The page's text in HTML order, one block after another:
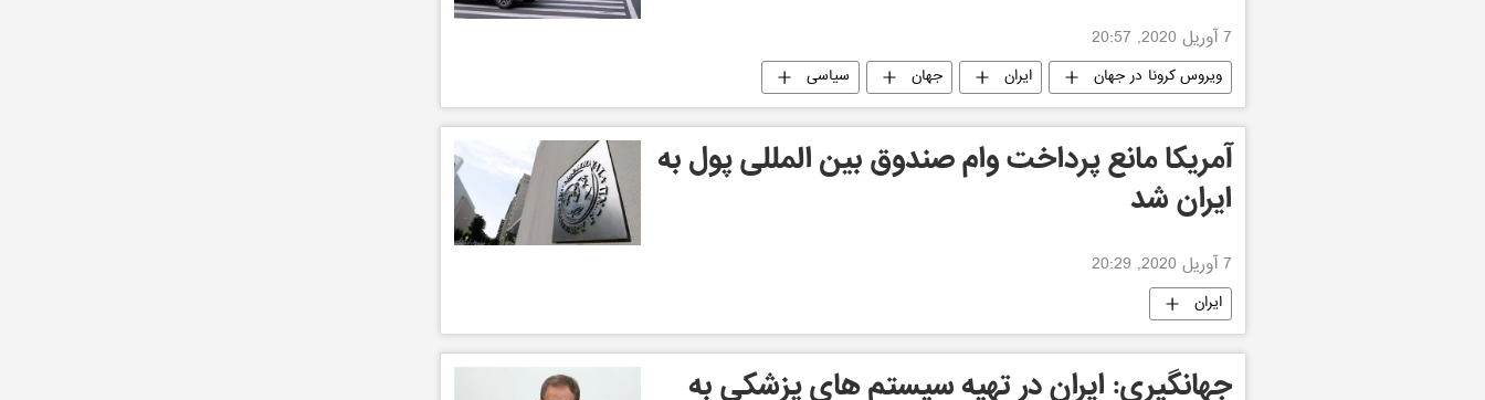
7 آوریل 2020, 20:57
ویروس کرونا در جهان ایران جهان سیاسی
آمریکا مانع پرداخت وام صندوق بین المللی پول به
ایران شد
7 آوریل 2020, 20:29
ایران
جهانگیری: ایران در تهیه سیستم های پزشکی به